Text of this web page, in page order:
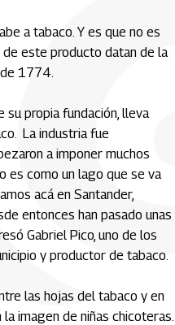
a tabaco. Y es que no es
este producto datan de la
de 1774.
su propia fundación, lleva
La industria fue
a imponer muchos
es como un lago que se va
acá en Santander,
entonces han pasado unas
Gabriel Pico, uno de los
y productor de tabaco.
las hojas del tabaco y en
imagen de niñas chicoteras.